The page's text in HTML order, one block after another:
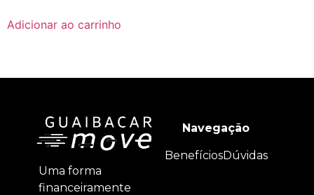
Adicionar ao carrinho
Uma forma
financeiramente
Navegação
BenefíciosDúvidas